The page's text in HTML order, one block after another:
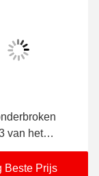
van het
Fase
Praktisch
Beste Prijs